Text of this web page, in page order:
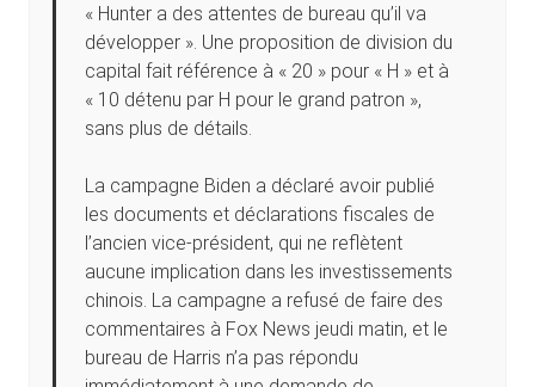
« Hunter a des attentes de bureau qu’il va
développer ». Une proposition de division du
capital fait référence à « 20 » pour « H » et à
« 10 détenu par H pour le grand patron »,
sans plus de détails.
La campagne Biden a déclaré avoir publié
les documents et déclarations fiscales de
l’ancien vice-président, qui ne reflètent
aucune implication dans les investissements
chinois. La campagne a refusé de faire des
commentaires à Fox News jeudi matin, et le
bureau de Harris n’a pas répondu